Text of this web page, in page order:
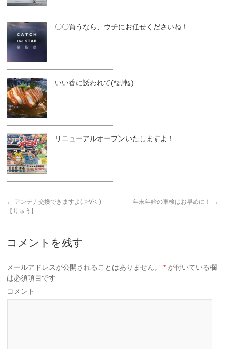
〇〇買うなら、ウチにお任せくださいね！
いい香に誘われて(*≧艸≦)
リニューアルオープンいたしますよ！
← アンテナ交換できますよ(｡>∀<｡)
【りゅう】
年末年始の車検はお早めに！ →
コメントを残す
メールアドレスが公開されることはありません。 * が付いている欄
は必須項目です
コメント